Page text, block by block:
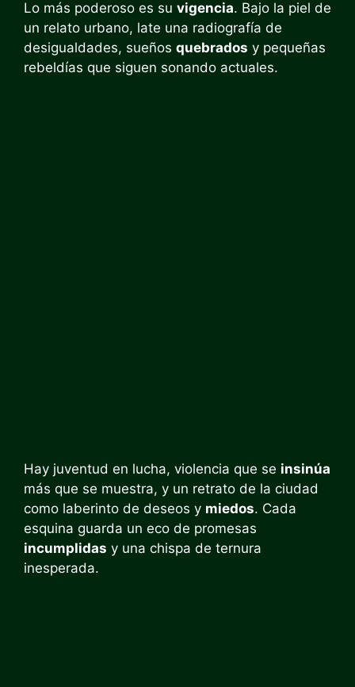
Lo más poderoso es su vigencia. Bajo la piel de
un relato urbano, late una radiografía de
desigualdades, sueños quebrados y pequeñas
rebeldías que siguen sonando actuales.
Hay juventud en lucha, violencia que se insinúa
más que se muestra, y un retrato de la ciudad
como laberinto de deseos y miedos. Cada
esquina guarda un eco de promesas
incumplidas y una chispa de ternura
inesperada.